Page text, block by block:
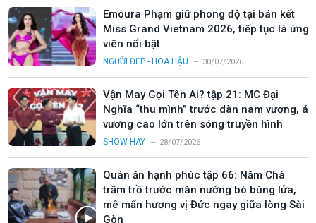
Emoura Phạm giữ phong độ tại bán kết
Miss Grand Vietnam 2026, tiếp tục là ứng
viên nổi bật
NGƯỜI ĐẸP - HOA HẬU 30/07/2026
Vận May Gọi Tên Ai? tập 21: MC Đại
Nghĩa “thu mình” trước dàn nam vương, á
vương cao lớn trên sóng truyền hình
SHOW HAY 28/07/2026
Quán ăn hạnh phúc tập 66: Năm Chà
trầm trồ trước màn nướng bò bùng lửa,
mê mẩn hương vị Đức ngay giữa lòng Sài
Gòn